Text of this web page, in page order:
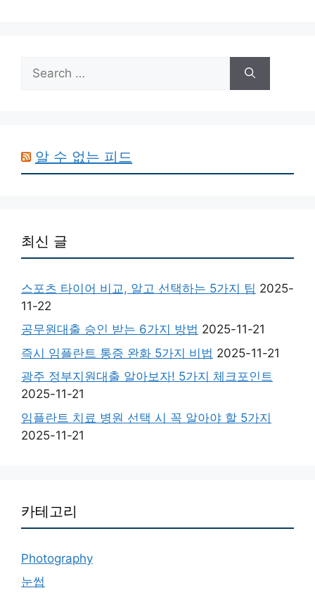
for:
알 수 없는 피드
최신 글
스포츠 타이어 비교, 알고 선택하는 5가지 팁 2025-
11-22
공무원대출 승인 받는 6가지 방법 2025-11-21
즉시 임플란트 통증 완화 5가지 비법 2025-11-21
광주 정부지원대출 알아보자! 5가지 체크포인트
2025-11-21
임플란트 치료 병원 선택 시 꼭 알아야 할 5가지
2025-11-21
카테고리
Photography
눈썹